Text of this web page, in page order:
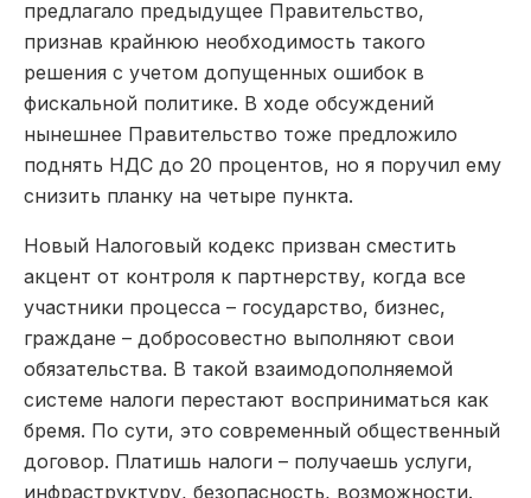
предлагало предыдущее Правительство,
признав крайнюю необходимость такого
решения с учетом допущенных ошибок в
фискальной политике. В ходе обсуждений
нынешнее Правительство тоже предложило
поднять НДС до 20 процентов, но я поручил ему
снизить планку на четыре пункта.
Новый Налоговый кодекс призван сместить
акцент от контроля к партнерству, когда все
участники процесса – государство, бизнес,
граждане – добросовестно выполняют свои
обязательства. В такой взаимодополняемой
системе налоги перестают восприниматься как
бремя. По сути, это современный общественный
договор. Платишь налоги – получаешь услуги,
инфраструктуру, безопасность, возможности.